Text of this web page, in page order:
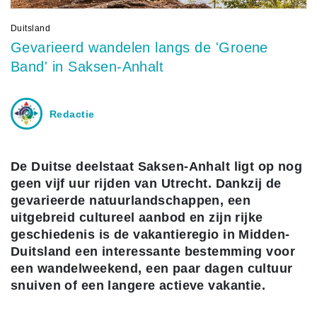
Duitsland
Gevarieerd wandelen langs de 'Groene
Band' in Saksen-Anhalt
Redactie
De Duitse deelstaat Saksen-Anhalt ligt op nog
geen vijf uur rijden van Utrecht. Dankzij de
gevarieerde natuurlandschappen, een
uitgebreid cultureel aanbod en zijn rijke
geschiedenis is de vakantieregio in Midden-
Duitsland een interessante bestemming voor
een wandelweekend, een paar dagen cultuur
snuiven of een langere actieve vakantie.